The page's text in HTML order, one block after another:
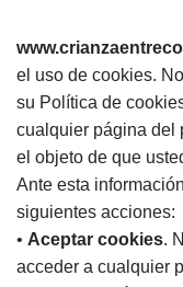
el uso de cookies.
su Política de
cualquier página del
el objeto de que
Ante esta
siguientes acciones:
• Aceptar cookies.
acceder a cualquier